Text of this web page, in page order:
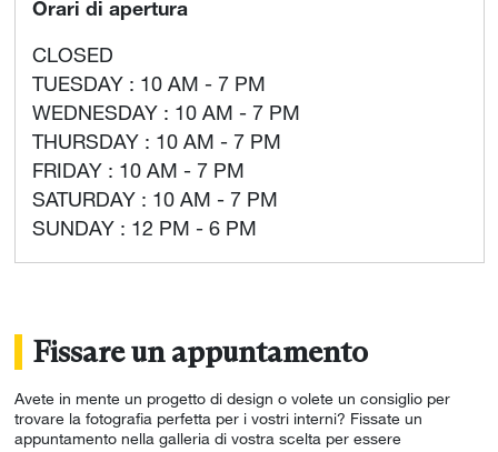
Orari di apertura
CLOSED
TUESDAY : 10 AM - 7 PM
WEDNESDAY : 10 AM - 7 PM
THURSDAY : 10 AM - 7 PM
FRIDAY : 10 AM - 7 PM
SATURDAY : 10 AM - 7 PM
SUNDAY : 12 PM - 6 PM
Fissare un appuntamento
Avete in mente un progetto di design o volete un consiglio per
trovare la fotografia perfetta per i vostri interni? Fissate un
appuntamento nella galleria di vostra scelta per essere